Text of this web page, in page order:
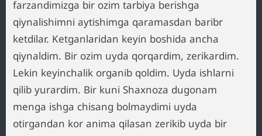
farzandimizga bir ozim tarbiya berishga
qiynalishimni aytishimga qaramasdan baribr
ketdilar. Ketganlaridan keyin boshida ancha
qiynaldim. Bir ozim uyda qorqardim, zerikardim.
Lekin keyinchalik organib qoldim. Uyda ishlarni
qilib yurardim. Bir kuni Shaxnoza dugonam
menga ishga chisang bolmaydimi uyda
otirgandan kor anima qilasan zerikib uyda bir